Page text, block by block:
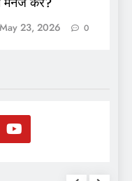
May 23, 2026 0